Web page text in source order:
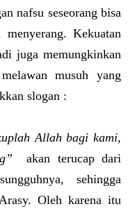
nafsu seseorang bisa
Kekuatan
juga memungkinkan
musuh yang
slogan :
Allah bagi kami,
akan terucap dari
sehingga
Oleh karena itu